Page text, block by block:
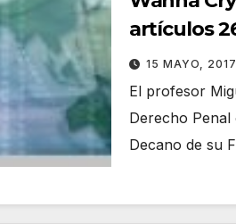
artículos
15 MAYO, 2017
El profesor
Derecho Penal
Decano de su